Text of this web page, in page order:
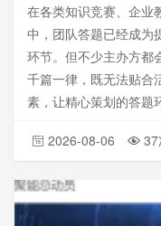
在各类知识竞赛、企业
中，团队答题已经成为
环节。但不少主办方都
千篇一律，既无法贴合
素，让精心策划的答题
2026-08-06